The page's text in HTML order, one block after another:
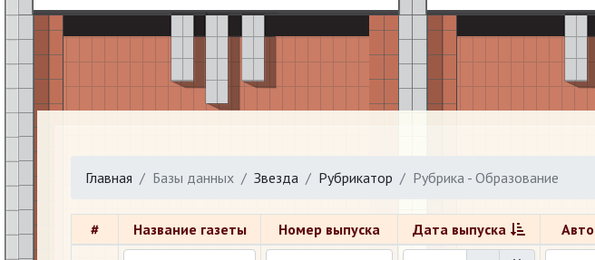
Главная Базы данных Звезда Рубрикатор Рубрика - Образование
# Название газеты Номер выпуска Дата выпуска